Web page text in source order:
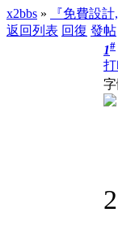
x2bbs » 『免費設計
返回列表 回復 發帖
1#